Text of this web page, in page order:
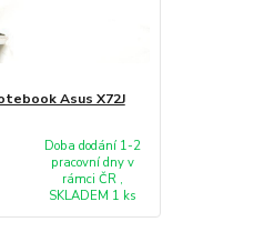
Asus X72J
Doba dodání 1-2
pracovní dny v
rámci ČR ,
SKLADEM 1 ks